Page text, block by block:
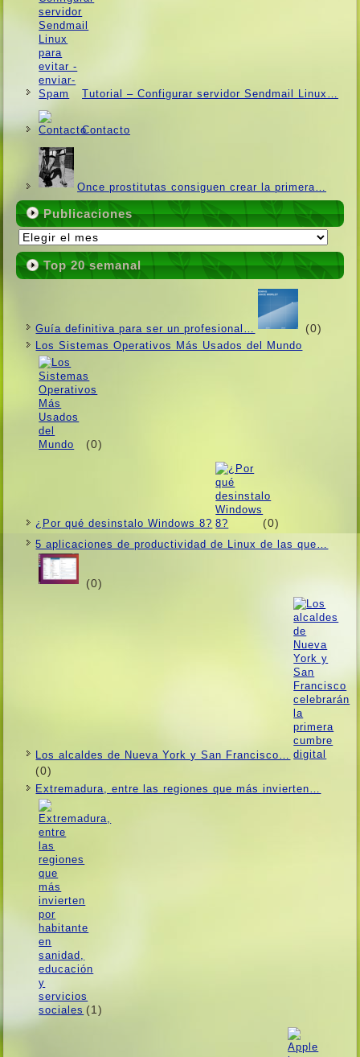
Tutorial – Configurar servidor Sendmail Linux…
Contacto
Once prostitutas consiguen crear la primera…
Publicaciones
Publicaciones
Top 20 semanal
Guí­a definitiva para ser un profesional… (0)
Los Sistemas Operativos Más Usados ​​del Mundo
(0)
¿Por qué desinstalo Windows 8? (0)
5 aplicaciones de productividad de Linux de las que…
(0)
Los alcaldes de Nueva York y San Francisco…
(0)
Extremadura, entre las regiones que más invierten…
(1)